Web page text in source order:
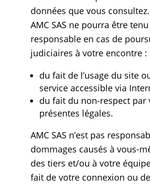
données que vous consultez.
AMC SAS ne pourra être tenu
responsable en cas de
judiciaires à votre encontre :
du fait de l’usage du site
service accessible via
du fait du non-respect par
présentes légales.
AMC SAS n’est pas
dommages causés à vous-
des tiers et/ou à votre
fait de votre connexion ou